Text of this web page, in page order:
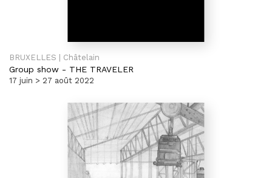
BRUXELLES | Châtelain
Group show - THE TRAVELER
17 juin > 27 août 2022